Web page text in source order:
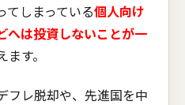
てしまっている個人向け
へは投資しないことが一
す。
フレ脱却や、先進国を中